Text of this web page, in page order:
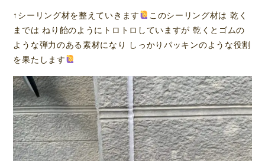
↑シーリング材を整えていきます
このシーリング材は 乾く
までは ねり飴のようにトロトロしていますが 乾くとゴムの
ような弾力のある素材になり しっかりパッキンのような役割
を果たします